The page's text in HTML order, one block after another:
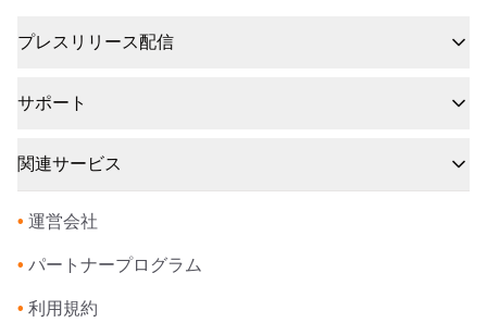
プレスリリース配信
サポート
関連サービス
• 運営会社
• パートナープログラム
• 利用規約